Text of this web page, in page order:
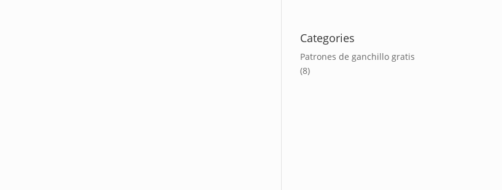
Categories
Patrones de ganchillo gratis
(8)